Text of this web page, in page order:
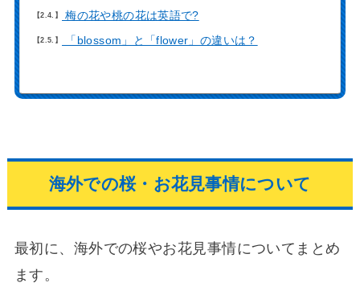
2.4. 梅の花や桃の花は英語で?
2.5. 「blossom」と「flower」の違いは？
海外での桜・お花見事情について
最初に、海外での桜やお花見事情についてまとめ
ます。